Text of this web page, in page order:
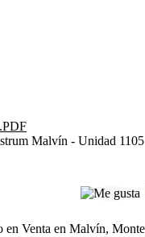
Malvín - Unidad 1105